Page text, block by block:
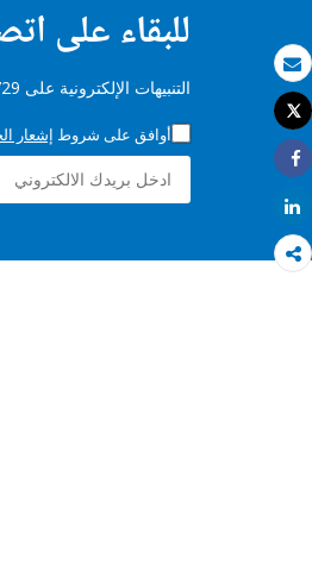
بريد الكتروني
طباعة
Tweet
Share
Share
للبقاء على
التنبيهات الإلكترونية على Project p003729
أوافق على شروط إشعار